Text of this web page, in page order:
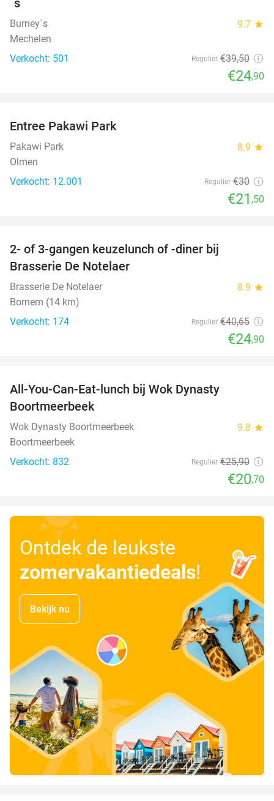
Burney´s 9.7 star
Mechelen
Verkocht: 501
Regulier €39,50
€24,90
Entree Pakawi Park
Pakawi Park 8.9 star
Olmen
Verkocht: 12.001
Regulier €30
€21 ,50
2- of 3-gangen keuzelunch of -diner bij
Brasserie De Notelaer
Brasserie De Notelaer 8.9 star
Bornem (14 km)
Verkocht: 174
Regulier €40,65
€24,90
All-You-Can-Eat-lunch bij Wok Dynasty
Boortmeerbeek
Wok Dynasty Boortmeerbeek 9.8 star
Boortmeerbeek
Verkocht: 832
Regulier €25,90
€20,70
Ontdek de leukste
zomervakantiedeals!
Bekijk nu